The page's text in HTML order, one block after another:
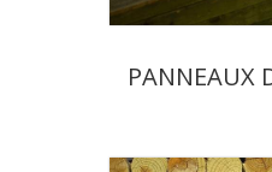
PANNEAUX